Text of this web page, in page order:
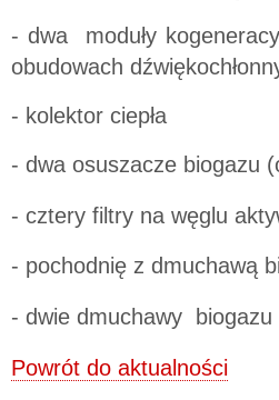
- dwa moduły
obudowach
- kolektor ciepła
- dwa osuszacze biogazu
- cztery filtry na węglu
- pochodnię z dmuchawą
- dwie dmuchawy biogazu
Powrót do aktualności